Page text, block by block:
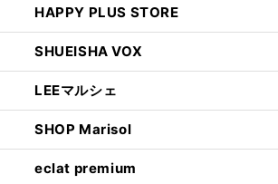
HAPPY PLUS STORE
SHUEISHA VOX
LEEマルシェ
SHOP Marisol
eclat premium